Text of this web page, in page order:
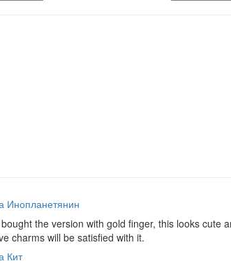
Инопланетянин
the version with gold finger, this looks cute
charms will be satisfied with it.
Кит